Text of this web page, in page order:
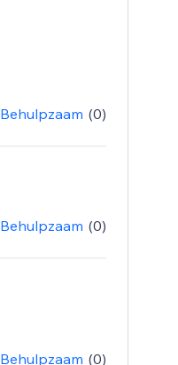
Behulpzaam (0)
Behulpzaam (0)
Behulpzaam (0)